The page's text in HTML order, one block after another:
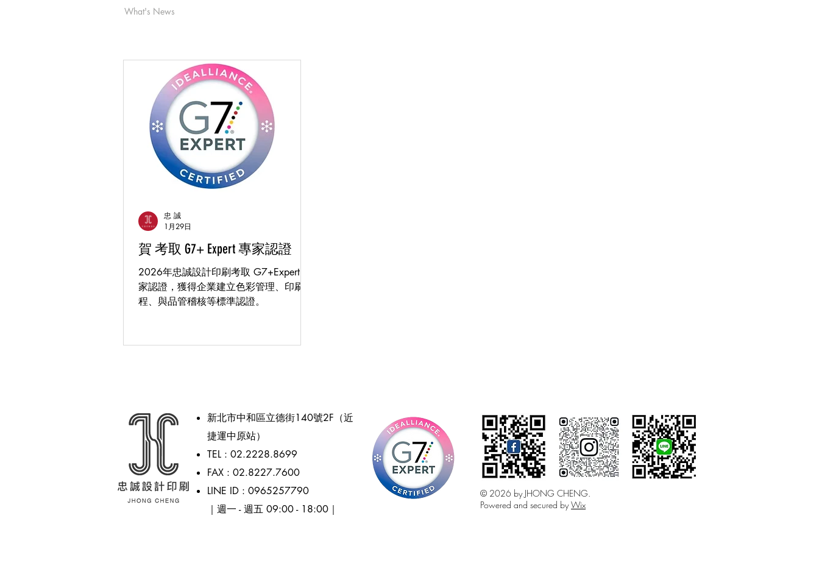
What's News
賀 考取 G7+ Expert 專家認證
2026年忠誠設計印刷考取 G7+Expert 專
家認證，獲得企業建立色彩管理、印刷製
程、與品管稽核等標準認證。
忠 誠
1月29日
新北市中和區立德街140號2F（近
捷運中原站）
TEL : 02.2228.8699
FAX : 02.8227.7600
LINE ID : 0965257790
｜週一 - 週五 09:00 - 18:00｜
© 2026 by JHONG CHENG.
Powered and secured by Wix